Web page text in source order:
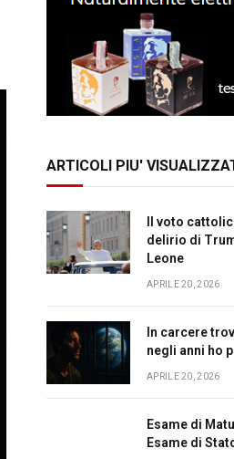
ARTICOLI PIU'
Il voto
delirio di
Leone
APRILE 20, 2026
In carcere
negli anni ho
APRILE 20, 2026
Esame di
Esame di